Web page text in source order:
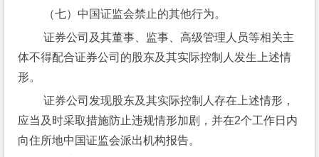
（七）中国证监会禁止的其他行为。
证券公司及其董事、监事、高级管理人员等相关主
体不得配合证券公司的股东及其实际控制人发生上述情
形。
证券公司发现股东及其实际控制人存在上述情形，
应当及时采取措施防止违规情形加剧，并在2个工作日内
向住所地中国证监会派出机构报告。